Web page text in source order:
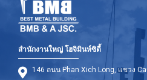
สำนักงานใหญ่ โฮจิมินห์ซิตี้
146 ถนน Phan Xich Long, แขวง